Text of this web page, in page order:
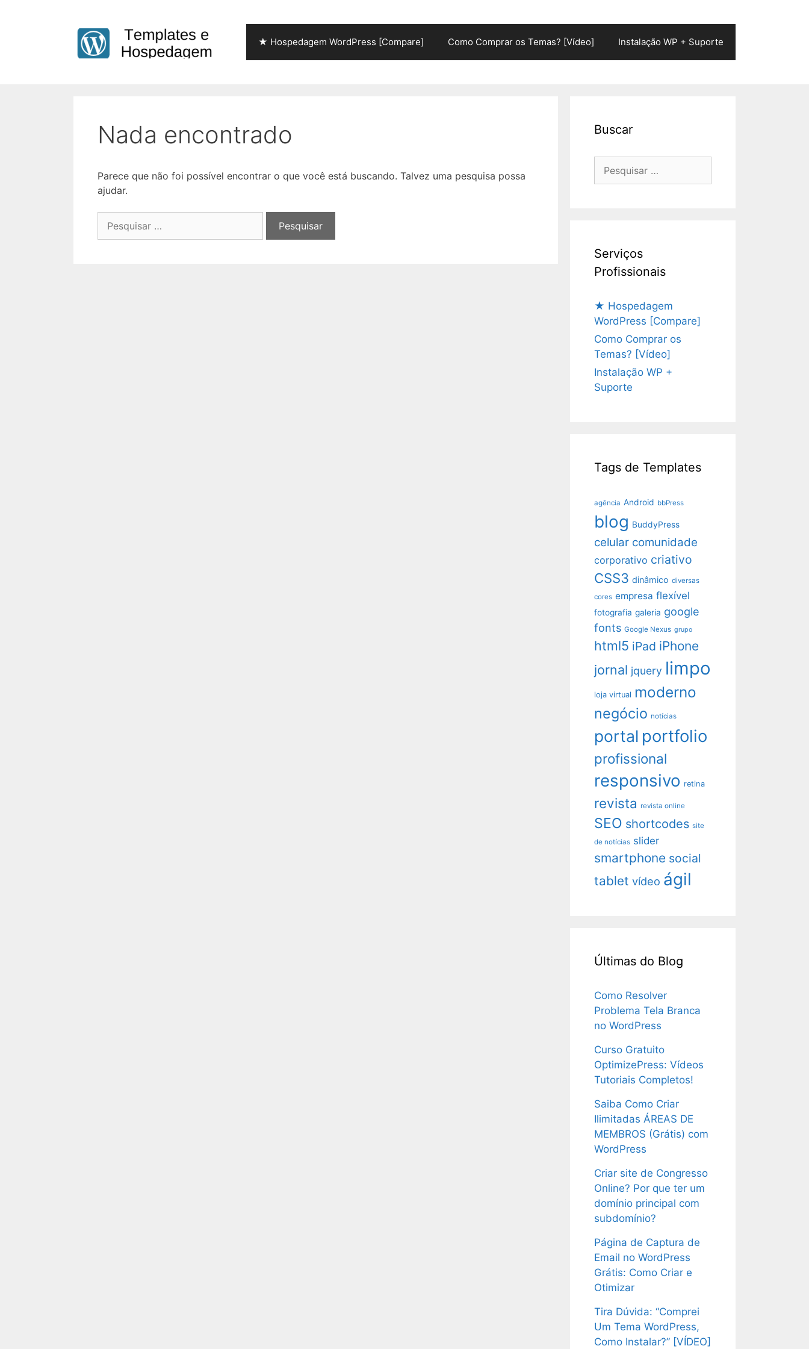
★ Hospedagem WordPress [Compare] Como Comprar os Temas? [Vídeo] Instalação WP + Suporte
Nada encontrado
Parece que não foi possível encontrar o que você está buscando. Talvez uma pesquisa possa
ajudar.
por:
Buscar
Serviços
Profissionais
★ Hospedagem
WordPress [Compare]
Como Comprar os
Temas? [Vídeo]
Instalação WP +
Suporte
Tags de Templates
agência Android bbPress
blog BuddyPress
celular comunidade
corporativo criativo
CSS3 dinâmico diversas
cores empresa flexível
fotografia galeria google
fonts Google Nexus grupo
html5 iPad iPhone
jornal jquery limpo
loja virtual moderno
negócio notícias
portal portfolio
profissional
responsivo retina
revista revista online
SEO shortcodes site
de notícias slider
smartphone social
tablet vídeo ágil
Últimas do Blog
Como Resolver
Problema Tela Branca
no WordPress
Curso Gratuito
OptimizePress: Vídeos
Tutoriais Completos!
Saiba Como Criar
Ilimitadas ÁREAS DE
MEMBROS (Grátis) com
WordPress
Criar site de Congresso
Online? Por que ter um
domínio principal com
subdomínio?
Página de Captura de
Email no WordPress
Grátis: Como Criar e
Otimizar
Tira Dúvida: “Comprei
Um Tema WordPress,
Como Instalar?” [VÍDEO]